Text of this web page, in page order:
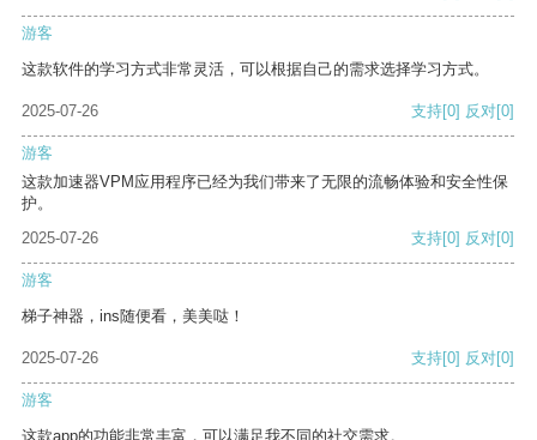
游客
这款软件的学习方式非常灵活，可以根据自己的需求选择学习方式。
2025-07-26 支持[0] 反对[0]
游客
这款加速器VPM应用程序已经为我们带来了无限的流畅体验和安全性保
护。
2025-07-26
支持[0] 反对[0]
游客
梯子神器，ins随便看，美美哒！
2025-07-26 支持[0] 反对[0]
游客
这款app的功能非常丰富，可以满足我不同的社交需求。